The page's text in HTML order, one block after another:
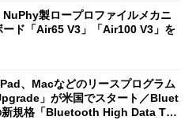
NuPhy製ロープロファイルメカニ
ード「Air65 V3」「Air100 V3」を
、Macなどのリースプログラム
」が米国でスタート／Bluet
規格「Bluetooth High Data Thr